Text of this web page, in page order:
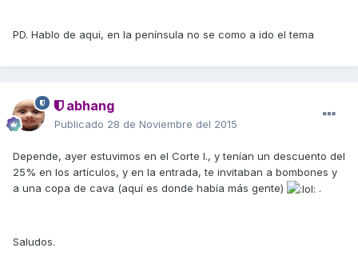
PD. Hablo de aqui, en la península no se como a ido el tema
abhang
Publicado 28 de Noviembre del 2015
Depende, ayer estuvimos en el Corte I., y tenían un descuento del
25% en los artículos, y en la entrada, te invitaban a bombones y
a una copa de cava (aquí es donde había más gente)
.
Saludos.